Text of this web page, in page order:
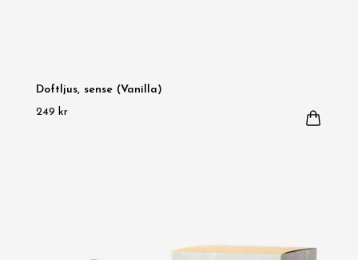
Doftljus, sense (Vanilla)
249 kr